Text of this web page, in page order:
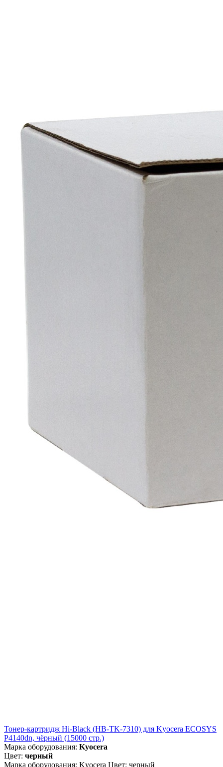
Тонер-картридж Hi-Black (HB-TK-7310) для Kyocera ECOSYS
P4140dn, чёрный (15000 стр.)
Марка оборудования: Kyocera
Цвет: черный
Марка оборудования: Kyocera Цвет: черный